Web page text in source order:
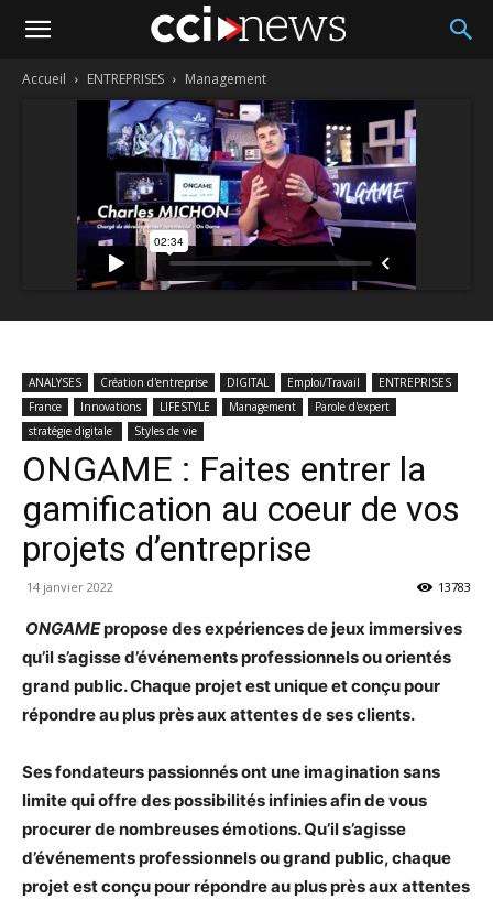
Accueil ENTREPRISES Management
ANALYSES Création d'entreprise DIGITAL Emploi/Travail
ENTREPRISES
France
Innovations LIFESTYLE Management
Parole d'expert
stratégie digitale
Styles de vie
ONGAME : Faites entrer la
gamification au coeur de vos
projets d’entreprise
14 janvier 2022 13783
ONGAMEpropose des expériences de jeux immersives
qu’il s’agisse d’événements professionnels ou orientés
grand public. Chaque projet est unique et conçu pour
répondre au plus près aux attentes de ses clients.
Ses fondateurs passionnés ont une imagination sans
limite qui offre des possibilités infinies afin de vous
procurer de nombreuses émotions. Qu’il s’agisse
d’événements professionnels ou grand public, chaque
projet est conçu pour répondre au plus près aux attentes